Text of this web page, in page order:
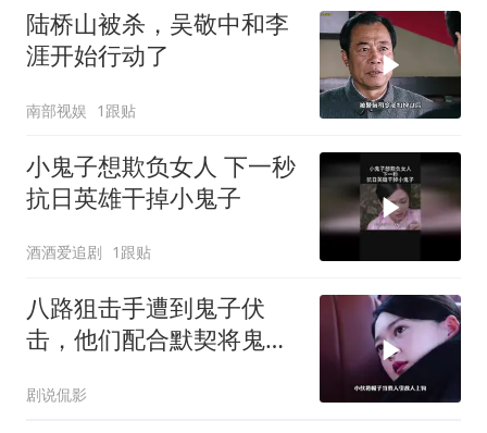
陆桥山被杀，吴敬中和李
涯开始行动了
南部视娱 1跟贴
小鬼子想欺负女人 下一秒
抗日英雄干掉小鬼子
酒酒爱追剧 1跟贴
八路狙击手遭到鬼子伏
击，他们配合默契将鬼子
剧说侃影